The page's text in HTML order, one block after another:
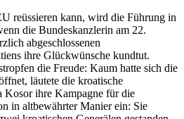
reüssieren kann, wird die Führung in
die Bundeskanzlerin am 22.
abgeschlossenen
ihre Glückwünsche kundtut.
die Freude: Kaum hatte sich die
läutete die kroatische
Kosor ihre Kampagne für die
in altbewährter Manier ein: Sie